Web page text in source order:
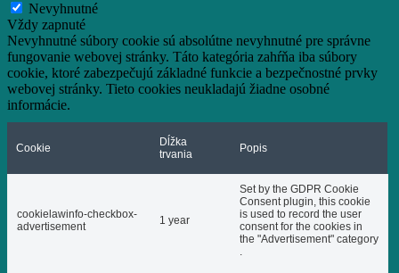
Nevyhnutné
Vždy zapnuté
Nevyhnutné súbory cookie sú absolútne nevyhnutné pre správne
fungovanie webovej stránky. Táto kategória zahŕňa iba súbory
cookie, ktoré zabezpečujú základné funkcie a bezpečnostné prvky
webovej stránky. Tieto cookies neukladajú žiadne osobné
informácie.
Cookie
Dĺžka
trvania
Popis
cookielawinfo-checkbox-
advertisement
1 year
Set by the GDPR Cookie
Consent plugin, this cookie
is used to record the user
consent for the cookies in
the "Advertisement" category
.